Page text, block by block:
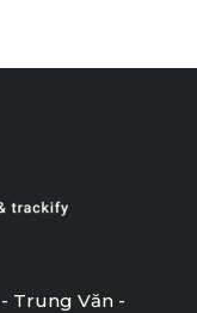
Trung Văn -